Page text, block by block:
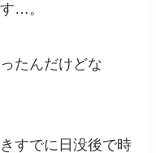
…。
たんだけどな
すでに日没後で時